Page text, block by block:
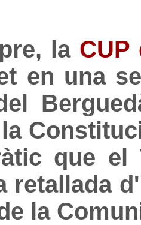
la CUP
en una
que el
retallada
la